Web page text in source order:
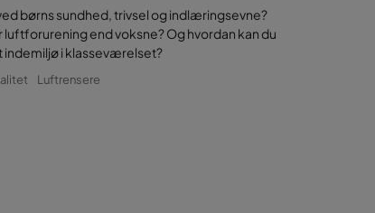
børns sundhed, trivsel og indlæringsevne?
end voksne? Og hvordan kan du
indemiljø i klasseværelset?
Luftrensere